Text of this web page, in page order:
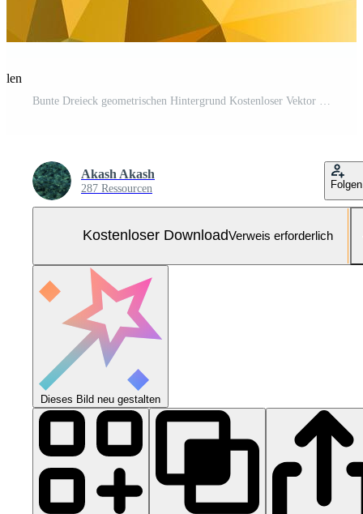
Akash Akash
287 Ressourcen Folgen
Kostenloser DownloadVerweis erforderlich
Dieses Bild neu gestalten